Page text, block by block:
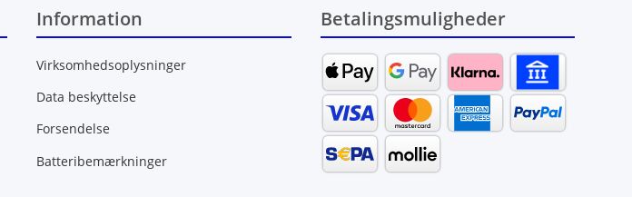
Information
Virksomhedsoplysninger
Data beskyttelse
Forsendelse
Batteribemærkninger
Betalingsmuligheder